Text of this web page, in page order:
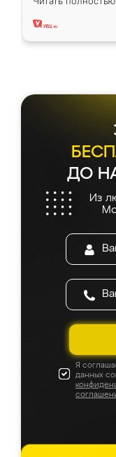
два года,
ДО
Из
Я
данных